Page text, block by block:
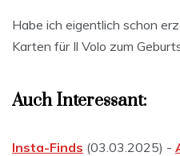
Habe ich eigentlich schon
Karten für Il Volo zum
Auch Interessant:
Insta-Finds (03.03.2025) -